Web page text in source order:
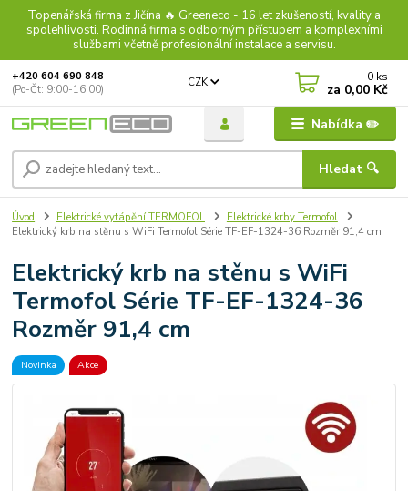
Topenářská firma z Jičína 🔥 Greeneco - 16 let zkušeností, kvality a
spolehlivosti. Rodinná firma s odborným přístupem a komplexními
službami včetně profesionální instalace a servisu.
Nabídka ✏️
CZK
Hledat 🔍
+420 604 690 848
(Po-Čt: 9:00-16:00)
0 ks
za 0,00 Kč
Úvod Elektrické vytápění TERMOFOL
Elektrické krby Termofol
Elektrický krb na stěnu s WiFi Termofol Série TF-EF-1324-36 Rozměr 91,4 cm
Elektrický krb na stěnu s WiFi
Termofol Série TF-EF-1324-36
Rozměr 91,4 cm
Novinka Akce